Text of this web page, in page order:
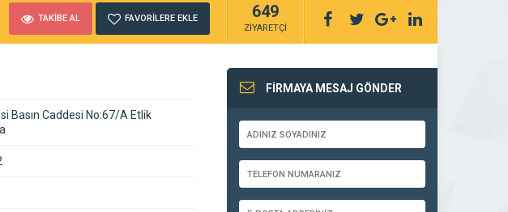
TAKİBE AL FAVORİLERE EKLE 649
ZİYARETÇİ
Basın Caddesi No:67/A Etlik
FİRMAYA MESAJ GÖNDER